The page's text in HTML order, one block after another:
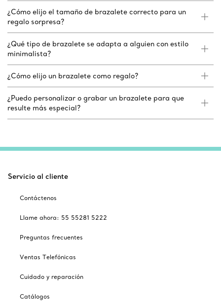
¿Cómo elijo el tamaño de brazalete correcto para un
regalo sorpresa?
¿Qué tipo de brazalete se adapta a alguien con estilo
minimalista?
¿Cómo elijo un brazalete como regalo?
¿Puedo personalizar o grabar un brazalete para que
resulte más especial?
Servicio al cliente
Contáctenos
Llame ahora: 55 55281 5222
Preguntas frecuentes
Ventas Telefónicas
Cuidado y reparación
Catálogos